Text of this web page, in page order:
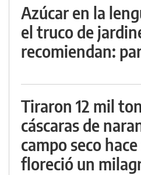
Azúcar en la
el truco de
recomiendan:
Tiraron 12 mil
cáscaras de
campo seco
floreció un